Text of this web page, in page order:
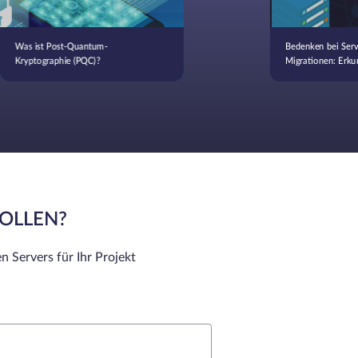
Was ist Post-Quantum-
Kryptographie (PQC)?
Bedenken bei
Migrationen:
Servers für Ihr Projekt